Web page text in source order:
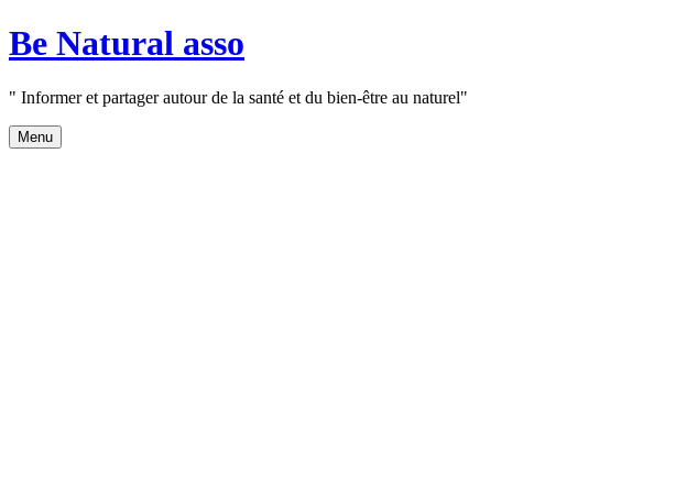
Aller
au
Be Natural asso
" Informer et partager autour de la santé et du bien-être au naturel"
Menu